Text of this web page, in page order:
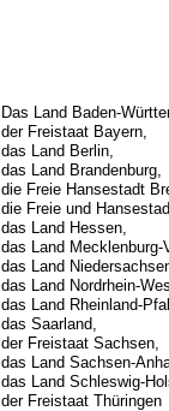
Das Land Baden-
der Freistaat Bayern,
das Land Berlin,
das Land Brandenburg,
die Freie Hansestadt
die Freie und
das Land Hessen,
das Land Mecklenburg-
das Land
das Land Nordrhein-
das Land Rheinland-
das Saarland,
der Freistaat Sachsen,
das Land Sachsen-
das Land Schleswig-
der Freistaat Thüringen